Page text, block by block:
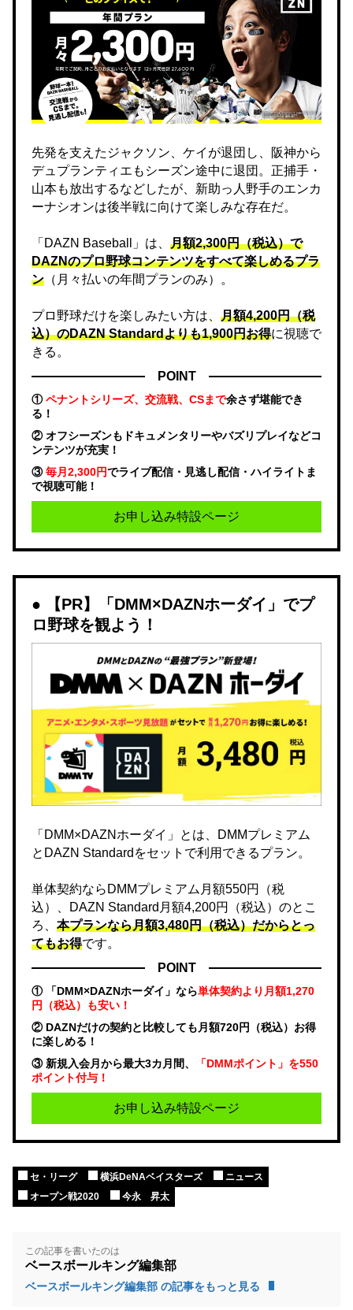
先発を支えたジャクソン、ケイが退団し、阪神から
デュプランティエもシーズン途中に退団。正捕手・
山本も放出するなどしたが、新助っ人野手のエンカ
ーナシオンは後半戦に向けて楽しみな存在だ。
「DAZN Baseball」は、 月額2,300円（税込）で
DAZNのプロ野球コンテンツをすべて楽しめるプラ
ン （月々払いの年間プランのみ）。
プロ野球だけを楽しみたい方は、 月額4,200円（税
込）のDAZN Standard​よりも1,900円お得に視聴で
きる。
POINT
①ペナントシリーズ、交流戦、CSまで余さず堪能でき
る！
② オフシーズンもドキュメンタリーやバズリプレイなどコ
ンテンツが充実！
③毎月2,300円でライブ配信・見逃し配信・ハイライトま
で視聴可能！
お申し込み特設ページ
【PR】「DMM×DAZNホーダイ」でプ
ロ野球を観よう！
「DMM×DAZNホーダイ」とは、DMMプレミアム
とDAZN Standardをセットで利用できるプラン。
単体契約ならDMMプレミアム月額550円（税
込）、DAZN Standard月額4,200円（税込）のとこ
ろ、 本プランなら月額3,480円（税込）だからとっ
てもお得です。
POINT
① 「DMM×DAZNホーダイ」なら単体契約より月額1,270
円（税込）も安い！
② DAZNだけの契約と比較しても月額720円（税込）お得
に楽しめる！
③ 新規入会月から最大3カ月間、
「DMMポイント」を550
ポイント付与！
お申し込み特設ページ
セ・リーグ 横浜DeNAベイスターズ
ニュース
オープン戦2020
今永 昇太
この記事を書いたのは
ベースボールキング編集部
ベースボールキング編集部 の記事をもっと見る